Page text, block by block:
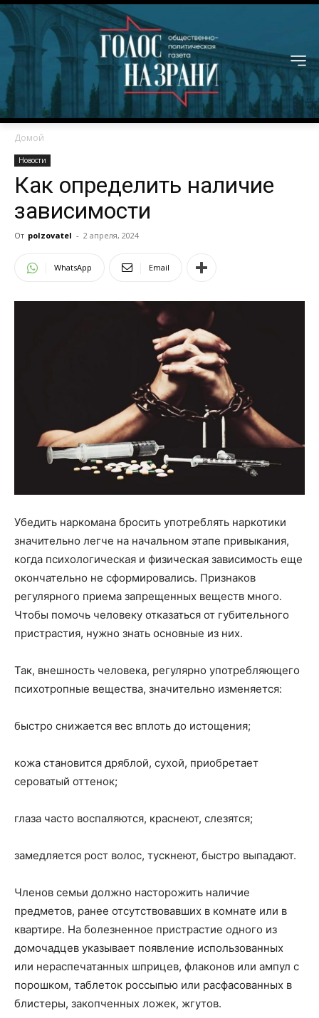
Домой
Новости
Как определить наличие
зависимости
От polzovatel - 2 апреля, 2024
WhatsApp Email
Убедить наркомана бросить употреблять наркотики
значительно легче на начальном этапе привыкания,
когда психологическая и физическая зависимость еще
окончательно не сформировались. Признаков
регулярного приема запрещенных веществ много.
Чтобы помочь человеку отказаться от губительного
пристрастия, нужно знать основные из них.
Так, внешность человека, регулярно употребляющего
психотропные вещества, значительно изменяется:
быстро снижается вес вплоть до истощения;
кожа становится дряблой, сухой, приобретает
сероватый оттенок;
глаза часто воспаляются, краснеют, слезятся;
замедляется рост волос, тускнеют, быстро выпадают.
Членов семьи должно насторожить наличие
предметов, ранее отсутствовавших в комнате или в
квартире. На болезненное пристрастие одного из
домочадцев указывает появление использованных
или нераспечатанных шприцев, флаконов или ампул с
порошком, таблеток россыпью или расфасованных в
блистеры, закопченных ложек, жгутов.